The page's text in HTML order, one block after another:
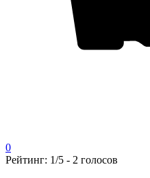
0
Рейтинг: 1/5 - 2 голосов